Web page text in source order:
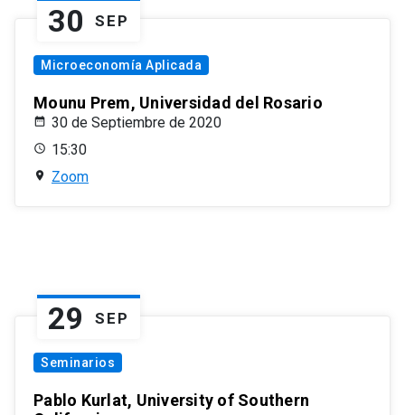
30 SEP
Microeconomía Aplicada
Mounu Prem, Universidad del Rosario
30 de Septiembre de 2020
15:30
Zoom
29 SEP
Seminarios
Pablo Kurlat, University of Southern